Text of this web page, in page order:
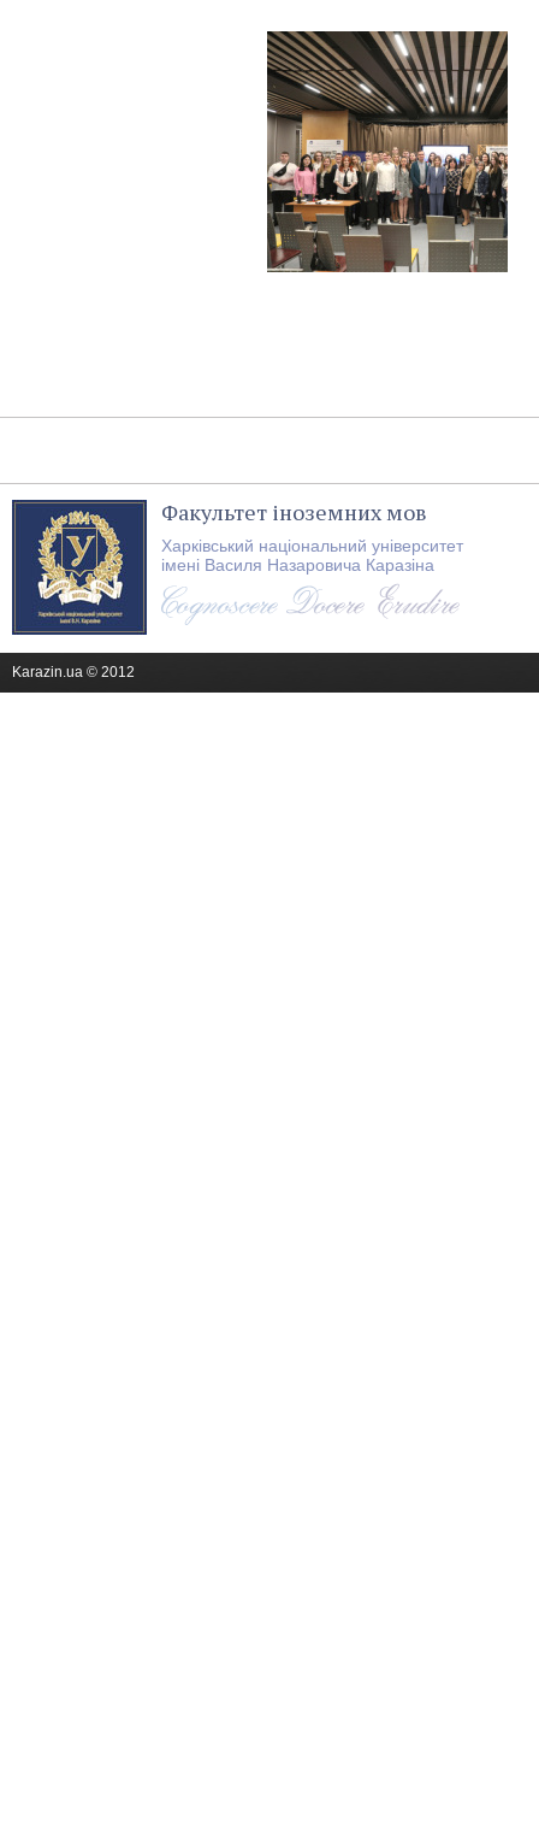
Факультет іноземних мов
Харківський національний університет
імені Василя Назаровича Каразіна
Karazin.ua © 2012